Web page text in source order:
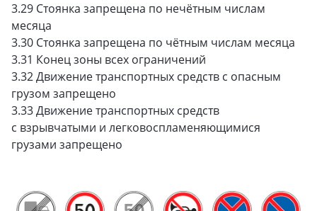
3.29 Стоянка запрещена по нечётным числам
месяца
3.30 Стоянка запрещена по чётным числам месяца
3.31 Конец зоны всех ограничений
3.32 Движение транспортных средств с опасным
грузом запрещено
3.33 Движение транспортных средств
с взрывчатыми и легковоспламеняющимися
грузами запрещено